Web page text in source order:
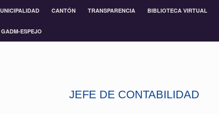
CANTÓN TRANSPARENCIA BIBLIOTECA VIRTUAL
ESPEJO
JEFE DE CONTABILIDAD